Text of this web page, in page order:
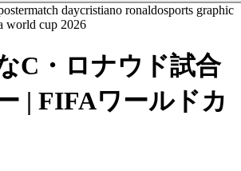
match daycristiano ronaldosports graphic
world cup 2026
C・ロナウド試合
| FIFAワールドカ